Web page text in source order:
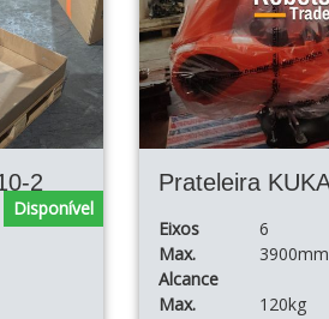
2
Disponível
Eixos
6
Max.
Alcance
3900mm
Max.
120kg